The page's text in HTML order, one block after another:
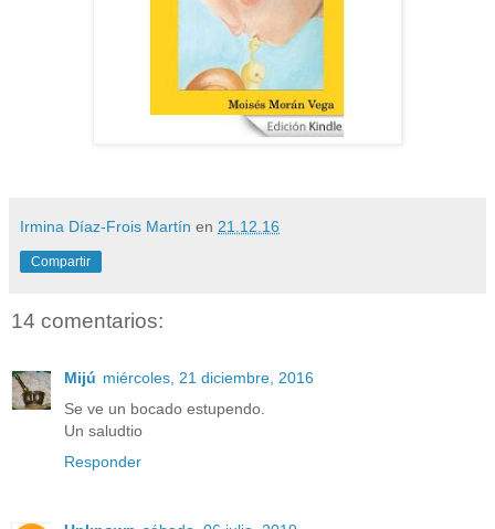
Irmina Díaz-Frois Martín en 21.12.16
Compartir
14 comentarios:
Mijú miércoles, 21 diciembre, 2016
Se ve un bocado estupendo.
Un saludtio
Responder